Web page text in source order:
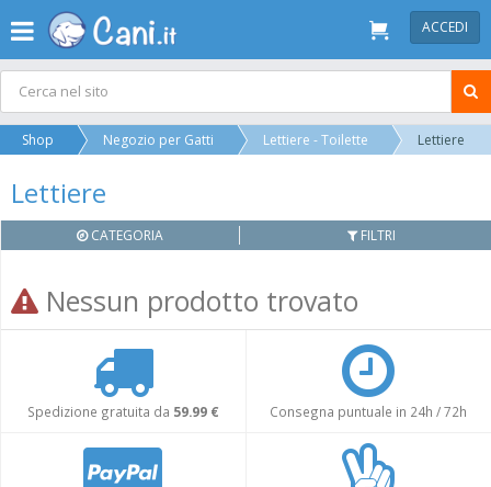
ACCEDI
Shop Negozio per Gatti Lettiere - Toilette Lettiere
Lettiere
CATEGORIA FILTRI
Nessun prodotto trovato
Spedizione gratuita da 59.99 € Consegna puntuale in 24h / 72h